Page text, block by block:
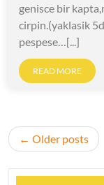
genisce bir
cirpin.(yaklasik
pespese…[...]
READ MORE
Posts
navigation
Older posts